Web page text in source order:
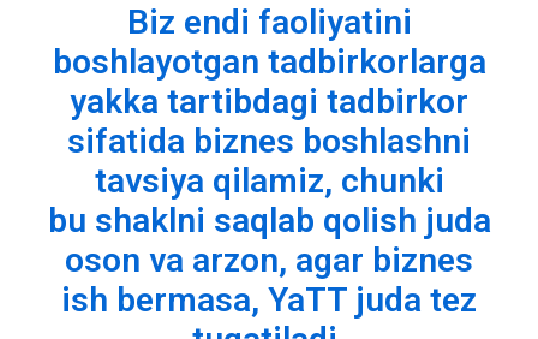
Biz endi faoliyatini
boshlayotgan tadbirkorlarga
yakka tartibdagi tadbirkor
sifatida biznes boshlashni
tavsiya qilamiz, chunki
bu shaklni saqlab qolish juda
oson va arzon, agar biznes
ish bermasa, YaTT juda tez